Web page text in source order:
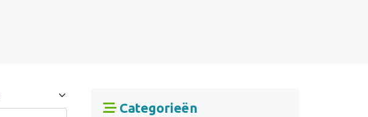
Categorieën